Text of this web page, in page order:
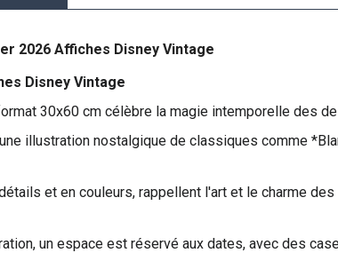
2026 Affiches Disney Vintage
Disney Vintage
30x60 cm célèbre la magie intemporelle des
illustration nostalgique de classiques comme
et en couleurs, rappellent l'art et le charme
un espace est réservé aux dates, avec des